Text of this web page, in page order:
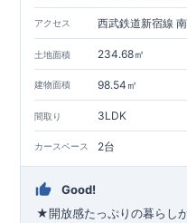
アクセス 西武鉄道新宿線
土地面積 234.68㎡
建物面積 98.54㎡
間取り 3LDK
カースペース 2台
Good!
★開放感たっぷりの暮らし